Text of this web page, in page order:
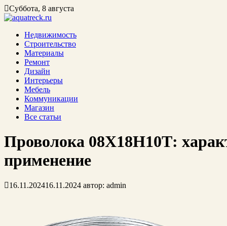
Суббота, 8 августа
Недвижимость
Строительство
Материалы
Ремонт
Дизайн
Интерьеры
Мебель
Коммуникации
Магазин
Все статьи
Проволока 08Х18Н10Т:
применение
16.11.202416.11.2024 автор: admin